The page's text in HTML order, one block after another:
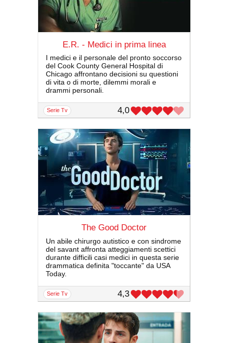
E.R. - Medici in prima linea
I medici e il personale del pronto soccorso
del Cook County General Hospital di
Chicago affrontano decisioni su questioni
di vita o di morte, dilemmi morali e
drammi personali.
serie Tv 4,0
The Good Doctor
Un abile chirurgo autistico e con sindrome
del savant affronta atteggiamenti scettici
durante difficili casi medici in questa serie
drammatica definita "toccante" da USA
Today.
serie Tv 4,3